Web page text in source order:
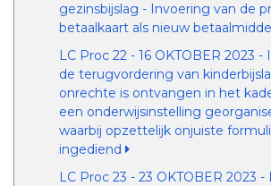
gezinsbijslag - Invoering van de
betaalkaart als nieuw
LC Proc 22 - 16 OKTOBER 2023
de terugvordering van
onrechte is ontvangen in het
een onderwijsinstelling
waarbij opzettelijk onjuiste
ingediend
LC Proc 23 - 23 OKTOBER 2023